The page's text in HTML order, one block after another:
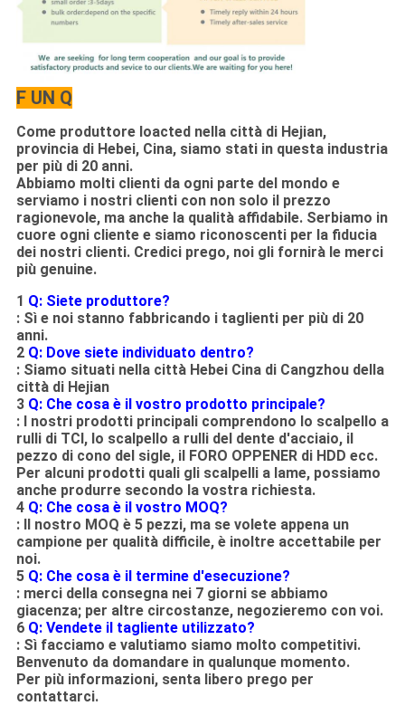
F UN Q
Come produttore loacted nella città di Hejian,
provincia di Hebei, Cina, siamo stati in questa industria
per più di 20 anni.
Abbiamo molti clienti da ogni parte del mondo e
serviamo i nostri clienti con non solo il prezzo
ragionevole, ma anche la qualità affidabile. Serbiamo in
cuore ogni cliente e siamo riconoscenti per la fiducia
dei nostri clienti. Credici prego, noi gli fornirà le merci
più genuine.
1 Q: Siete produttore?
: Sì e noi stanno fabbricando i taglienti per più di 20
anni.
2 Q: Dove siete individuato dentro?
: Siamo situati nella città Hebei Cina di Cangzhou della
città di Hejian
3 Q: Che cosa è il vostro prodotto principale?
: I nostri prodotti principali comprendono lo scalpello a
rulli di TCI, lo scalpello a rulli del dente d'acciaio, il
pezzo di cono del sigle, il FORO OPPENER di HDD ecc.
Per alcuni prodotti quali gli scalpelli a lame, possiamo
anche produrre secondo la vostra richiesta.
4 Q: Che cosa è il vostro MOQ?
: Il nostro MOQ è 5 pezzi, ma se volete appena un
campione per qualità difficile, è inoltre accettabile per
noi.
5 Q: Che cosa è il termine d'esecuzione?
: merci della consegna nei 7 giorni se abbiamo
giacenza; per altre circostanze, negozieremo con voi.
6 Q: Vendete il tagliente utilizzato?
: Sì facciamo e valutiamo siamo molto competitivi.
Benvenuto da domandare in qualunque momento.
Per più informazioni, senta libero prego per
contattarci.